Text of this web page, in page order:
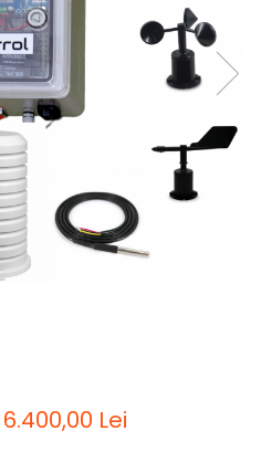
6.400,00 Lei